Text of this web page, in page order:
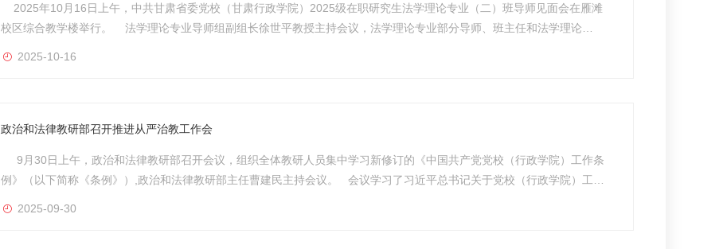
2025年10月16日上午，中共甘肃省委党校（甘肃行政学院）2025级在职研究生法学理论专业（二）班导师见面会在雁滩
校区综合教学楼举行。 法学理论专业导师组副组长徐世平教授主持会议，法学理论专业部分导师、班主任和法学理论
2025-10-16
政治和法律教研部召开推进从严治教工作会
9月30日上午，政治和法律教研部召开会议，组织全体教研人员集中学习新修订的《中国共产党党校（行政学院）工作条
例》（以下简称《条例》）,政治和法律教研部主任曹建民主持会议。 会议学习了习近平总书记关于党校（行政学院）工作
2025-09-30